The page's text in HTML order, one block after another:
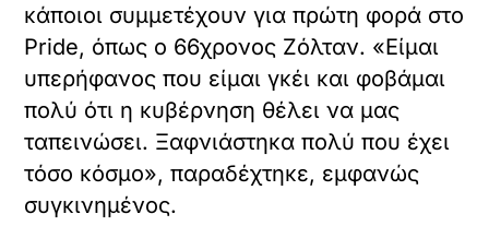
κάποιοι συμμετέχουν για πρώτη φορά στο
Pride, όπως ο 66χρονος Ζόλταν. «Είμαι
υπερήφανος που είμαι γκέι και φοβάμαι
πολύ ότι η κυβέρνηση θέλει να μας
ταπεινώσει. Ξαφνιάστηκα πολύ που έχει
τόσο κόσμο», παραδέχτηκε, εμφανώς
συγκινημένος.